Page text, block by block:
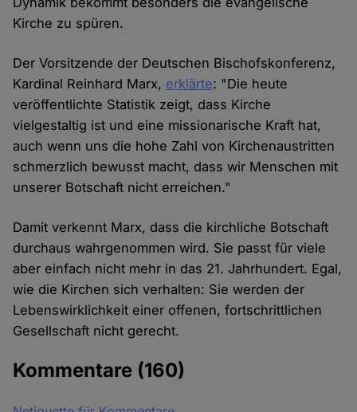
Kirche zu spüren.
Der Vorsitzende der Deutschen Bischofskonferenz,
Kardinal Reinhard Marx, erklärte: "Die heute
veröffentlichte Statistik zeigt, dass Kirche
vielgestaltig ist und eine missionarische Kraft hat,
auch wenn uns die hohe Zahl von Kirchenaustritten
schmerzlich bewusst macht, dass wir Menschen mit
unserer Botschaft nicht erreichen."
Damit verkennt Marx, dass die kirchliche Botschaft
durchaus wahrgenommen wird. Sie passt für viele
aber einfach nicht mehr in das 21. Jahrhundert. Egal,
wie die Kirchen sich verhalten: Sie werden der
Lebenswirklichkeit einer offenen, fortschrittlichen
Gesellschaft nicht gerecht.
Kommentare (160)